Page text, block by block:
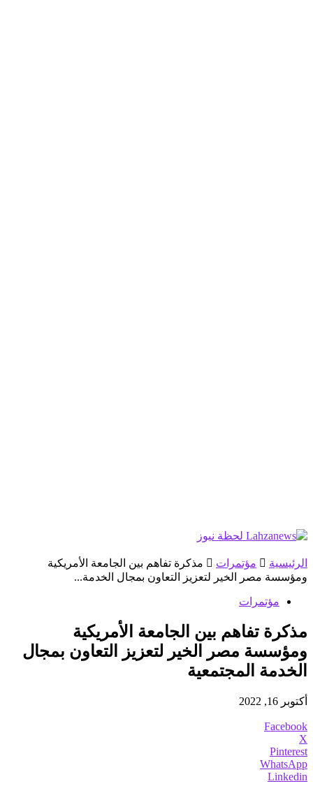
الرئيسية مؤتمرات
مذكرة تفاهم بين الجامعة الأمريكية
ومؤسسة مصر الخير لتعزيز التعاون بمجال الخدمة...
مؤتمرات
مذكرة تفاهم بين الجامعة الأمريكية
ومؤسسة مصر الخير لتعزيز التعاون بمجال
الخدمة المجتمعية
أكتوبر 16, 2022
Facebook
X
Pinterest
WhatsApp
Linkedin